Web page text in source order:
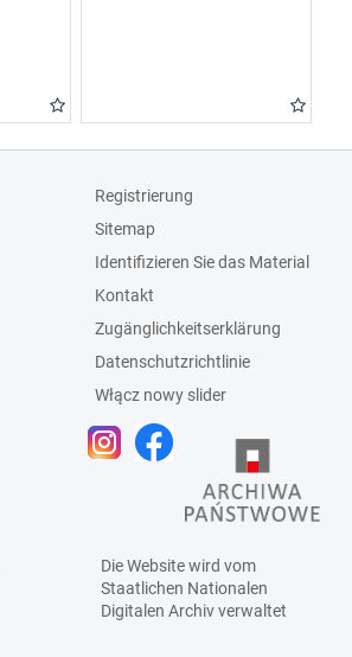
Türbekleidung;
Schlagleiste;Fenst
ersprosse
Registrierung
Sitemap
Identifizieren Sie das Material
Kontakt
Zugänglichkeitserklärung
Datenschutzrichtlinie
Włącz nowy slider
Die Website wird vom
Staatlichen Nationalen
Digitalen Archivverwaltet